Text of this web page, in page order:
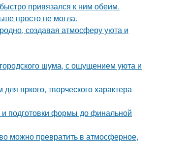
привязался к ним обеим.
просто не могла.
создавая атмосферу уюта и
шума, с ощущением уюта и
яркого, творческого характера
и подготовки формы до финальной
можно превратить в атмосферное,